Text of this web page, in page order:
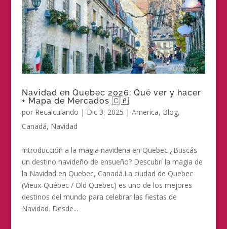
Navidad en Quebec 2026: Qué ver y hacer
+ Mapa de Mercados 🇨🇦
por Recalculando | Dic 3, 2025 | America, Blog,
Canadá, Navidad
Introducción a la magia navideña en Quebec ¿Buscás
un destino navideño de ensueño? Descubrí la magia de
la Navidad en Quebec, Canadá.La ciudad de Quebec
(Vieux-Québec / Old Quebec) es uno de los mejores
destinos del mundo para celebrar las fiestas de
Navidad. Desde...